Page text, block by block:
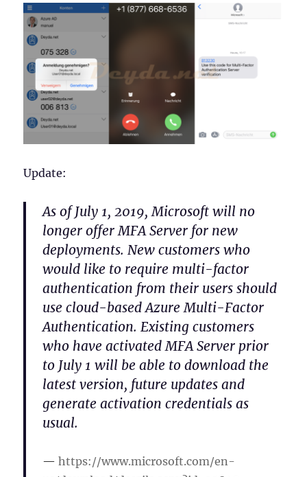
ADC
Update:
As of July 1, 2019, Microsoft will no
longer offer MFA Server for new
deployments. New customers who
would like to require multi-factor
authentication from their users should
use cloud-based Azure Multi-Factor
Authentication. Existing customers
who have activated MFA Server prior
to July 1 will be able to download the
latest version, future updates and
generate activation credentials as
usual.
https://www.microsoft.com/en-